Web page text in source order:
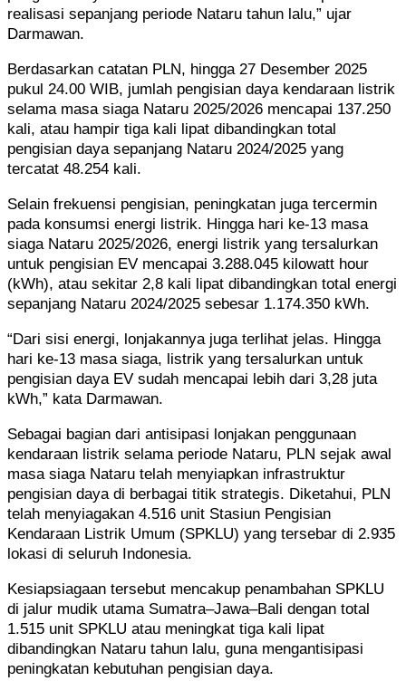
realisasi sepanjang periode Nataru tahun lalu,” ujar
Darmawan.
Berdasarkan catatan PLN, hingga 27 Desember 2025
pukul 24.00 WIB, jumlah pengisian daya kendaraan listrik
selama masa siaga Nataru 2025/2026 mencapai 137.250
kali, atau hampir tiga kali lipat dibandingkan total
pengisian daya sepanjang Nataru 2024/2025 yang
tercatat 48.254 kali.
Selain frekuensi pengisian, peningkatan juga tercermin
pada konsumsi energi listrik. Hingga hari ke-13 masa
siaga Nataru 2025/2026, energi listrik yang tersalurkan
untuk pengisian EV mencapai 3.288.045 kilowatt hour
(kWh), atau sekitar 2,8 kali lipat dibandingkan total energi
sepanjang Nataru 2024/2025 sebesar 1.174.350 kWh.
“Dari sisi energi, lonjakannya juga terlihat jelas. Hingga
hari ke-13 masa siaga, listrik yang tersalurkan untuk
pengisian daya EV sudah mencapai lebih dari 3,28 juta
kWh,” kata Darmawan.
Sebagai bagian dari antisipasi lonjakan penggunaan
kendaraan listrik selama periode Nataru, PLN sejak awal
masa siaga Nataru telah menyiapkan infrastruktur
pengisian daya di berbagai titik strategis. Diketahui, PLN
telah menyiagakan 4.516 unit Stasiun Pengisian
Kendaraan Listrik Umum (SPKLU) yang tersebar di 2.935
lokasi di seluruh Indonesia.
Kesiapsiagaan tersebut mencakup penambahan SPKLU
di jalur mudik utama Sumatra–Jawa–Bali dengan total
1.515 unit SPKLU atau meningkat tiga kali lipat
dibandingkan Nataru tahun lalu, guna mengantisipasi
peningkatan kebutuhan pengisian daya.